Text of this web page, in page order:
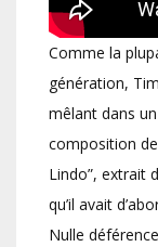
Comme la
génération,
mêlant dans
composition
Lindo”, extrait
qu’il avait
Nulle